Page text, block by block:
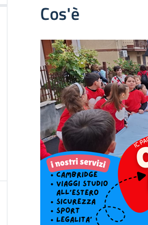
Cos'è